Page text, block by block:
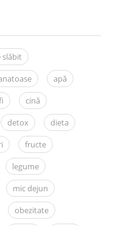
slăbit
apă
cină
detox
dieta
fructe
legume
mic dejun
obezitate